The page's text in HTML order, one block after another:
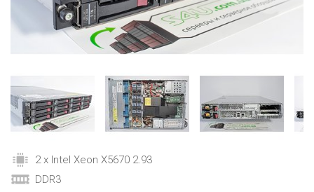
2 x Intel Xeon X5670 2.93
DDR3